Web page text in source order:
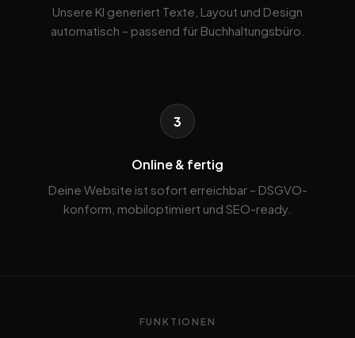
Unsere KI generiert Texte, Layout und Design
automatisch – passend für Buchhaltungsbüro.
3
Online & fertig
Deine Website ist sofort erreichbar – DSGVO-
konform, mobiloptimiert und SEO-ready.
FUNKTIONEN